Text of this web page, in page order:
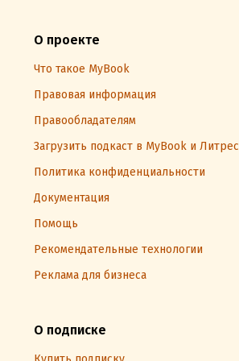
О проекте
Что такое MyBook
Правовая информация
Правообладателям
Загрузить подкаст в MyBook и Литрес
Политика конфиденциальности
Документация
Помощь
Рекомендательные технологии
Реклама для бизнеса
О подписке